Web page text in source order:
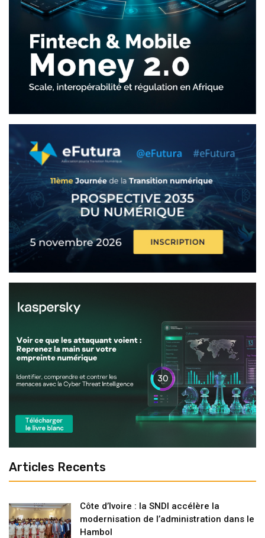
Articles Recents
Côte d’Ivoire : la SNDI accélère la
modernisation de l’administration dans le
Hambol